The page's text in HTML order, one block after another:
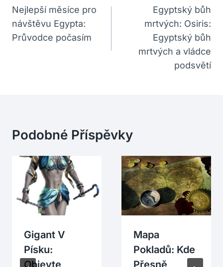
Pro
Příspěvek
Nejlepší měsíce pro
návštěvu Egypta:
Průvodce počasím
Egyptský bůh
mrtvých: Osiris:
Egyptský bůh
mrtvých a vládce
podsvětí
Podobné Příspěvky
Gigant V
Písku:
Objevte
Mapa
Pokladů: Kde
Přesně